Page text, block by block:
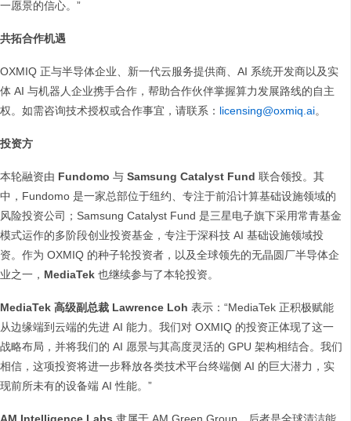
一愿景的信心。”
共拓合作机遇
OXMIQ 正与半导体企业、新一代云服务提供商、AI 系统开发商以及实
体 AI 与机器人企业携手合作，帮助合作伙伴掌握算力发展路线的自主
权。如需咨询技术授权或合作事宜，请联系： licensing@oxmiq.ai。
投资方
本轮融资由 Fundomo 与 Samsung Catalyst Fund 联合领投。其
中，Fundomo 是一家总部位于纽约、专注于前沿计算基础设施领域的
风险投资公司；Samsung Catalyst Fund 是三星电子旗下采用常青基金
模式运作的多阶段创业投资基金，专注于深科技 AI 基础设施领域投
资。作为 OXMIQ 的种子轮投资者，以及全球领先的无晶圆厂半导体企
业之一， MediaTek 也继续参与了本轮投资。
MediaTek 高级副总裁 Lawrence Loh 表示：“MediaTek 正积极赋能
从边缘端到云端的先进 AI 能力。我们对 OXMIQ 的投资正体现了这一
战略布局，并将我们的 AI 愿景与其高度灵活的 GPU 架构相结合。我们
相信，这项投资将进一步释放各类技术平台终端侧 AI 的巨大潜力，实
现前所未有的设备端 AI 性能。”